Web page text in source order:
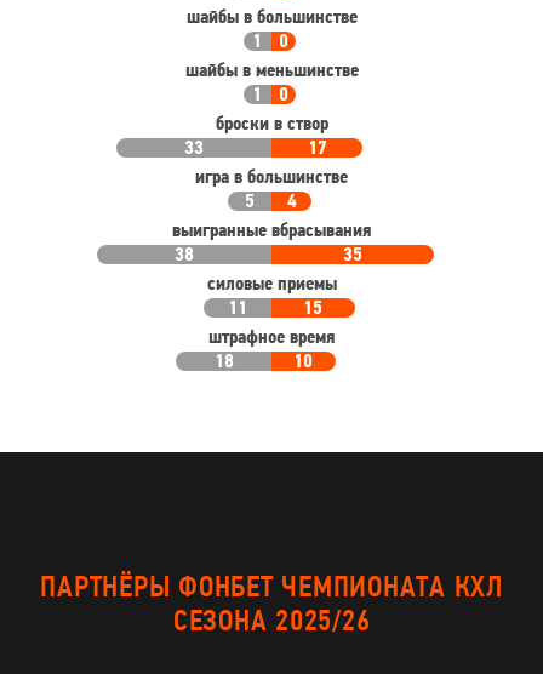
шайбы в большинстве
1
0
шайбы в меньшинстве
1
0
броски в створ
33
17
игра в большинстве
5
4
выигранные вбрасывания
38
35
силовые приемы
11
15
штрафное время
18
10
ПАРТНЁРЫ ФОНБЕТ ЧЕМПИОНАТА КХЛ
СЕЗОНА 2025/26